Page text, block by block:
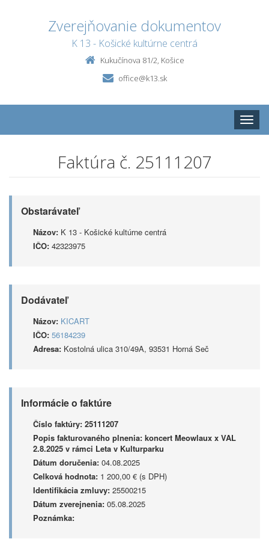
Zverejňovanie dokumentov
K 13 - Košické kultúrne centrá
Kukučínova 81/2, Košice
office@k13.sk
Toggle
Faktúra č. 25111207
Obstarávateľ
Názov: K 13 - Košické kultúrne centrá
IČO: 42323975
Dodávateľ
Názov: KICART
IČO: 56184239
Adresa: Kostolná ulica 310/49A, 93531 Horná Seč
Informácie o faktúre
Číslo faktúry: 25111207
Popis fakturovaného plnenia: koncert Meowlaux x VAL
2.8.2025 v rámci Leta v Kulturparku
Dátum doručenia: 04.08.2025
Celková hodnota: 1 200,00 € (s DPH)
Identifikácia zmluvy: 25500215
Dátum zverejnenia: 05.08.2025
Poznámka: